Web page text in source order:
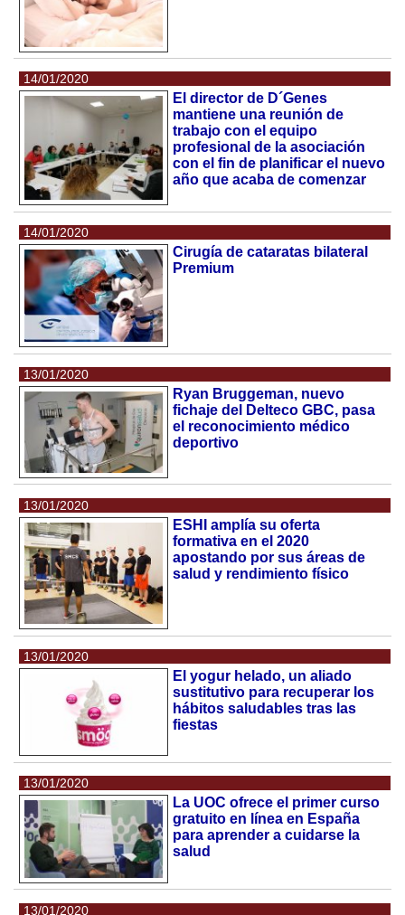
14/01/2020
El director de D´Genes
mantiene una reunión de
trabajo con el equipo
profesional de la asociación
con el fin de planificar el nuevo
año que acaba de comenzar
14/01/2020
Cirugía de cataratas bilateral
Premium
13/01/2020
Ryan Bruggeman, nuevo
fichaje del Delteco GBC, pasa
el reconocimiento médico
deportivo
13/01/2020
ESHI amplía su oferta
formativa en el 2020
apostando por sus áreas de
salud y rendimiento físico
13/01/2020
El yogur helado, un aliado
sustitutivo para recuperar los
hábitos saludables tras las
fiestas
13/01/2020
La UOC ofrece el primer curso
gratuito en línea en España
para aprender a cuidarse la
salud
13/01/2020